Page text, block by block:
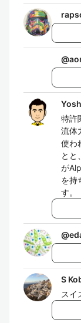
@
特許
流体
使わ
とと
が
を持
す。
@
S
スイ